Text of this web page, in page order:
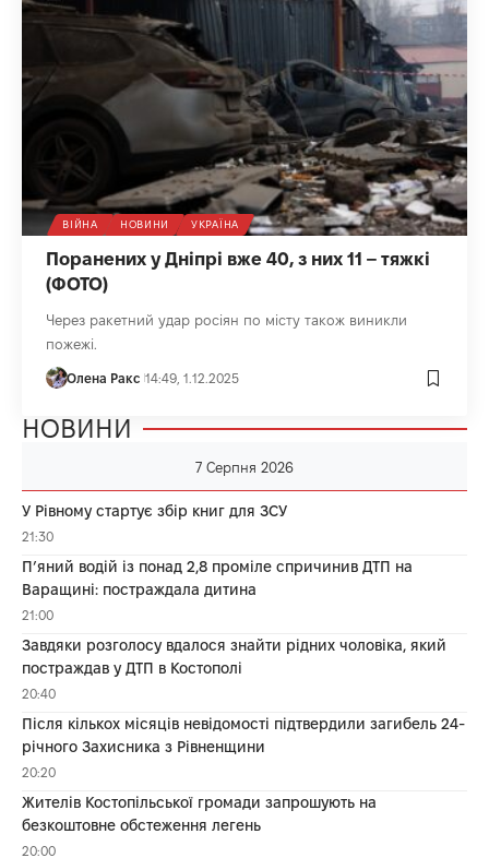
ВІЙНА НОВИНИ УКРАЇНА
Поранених у Дніпрі вже 40, з них 11 – тяжкі
(ФОТО)
Через ракетний удар росіян по місту також виникли
пожежі.
Олена Ракс 14:49, 1.12.2025
НОВИНИ
7 Серпня 2026
У Рівному стартує збір книг для ЗСУ
21:30
П’яний водій із понад 2,8 проміле спричинив ДТП на
Варащині: постраждала дитина
21:00
Завдяки розголосу вдалося знайти рідних чоловіка, який
постраждав у ДТП в Костополі
20:40
Після кількох місяців невідомості підтвердили загибель 24-
річного Захисника з Рівненщини
20:20
Жителів Костопільської громади запрошують на
безкоштовне обстеження легень
20:00